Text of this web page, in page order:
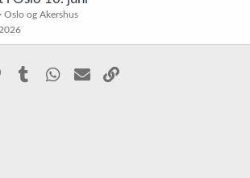
Oslo og Akershus
PinterestTumblr WhatsApp
E-post